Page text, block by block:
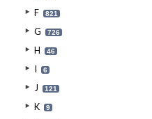
F 821
G 726
H 46
I 6
J 121
K 9